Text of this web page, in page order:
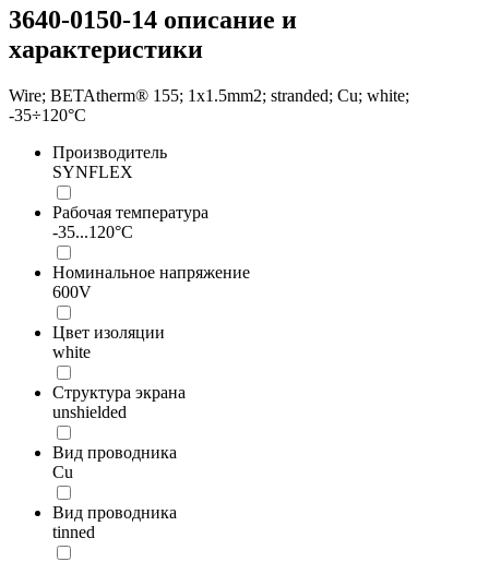
3640-0150-14 описание и
характеристики
Wire; BETAtherm® 155; 1x1.5mm2; stranded; Cu; white;
-35÷120°C
Производитель
SYNFLEX
Рабочая температура
-35...120°C
Номинальное напряжение
600V
Цвет изоляции
white
Структура экрана
unshielded
Вид проводника
Cu
Вид проводника
tinned